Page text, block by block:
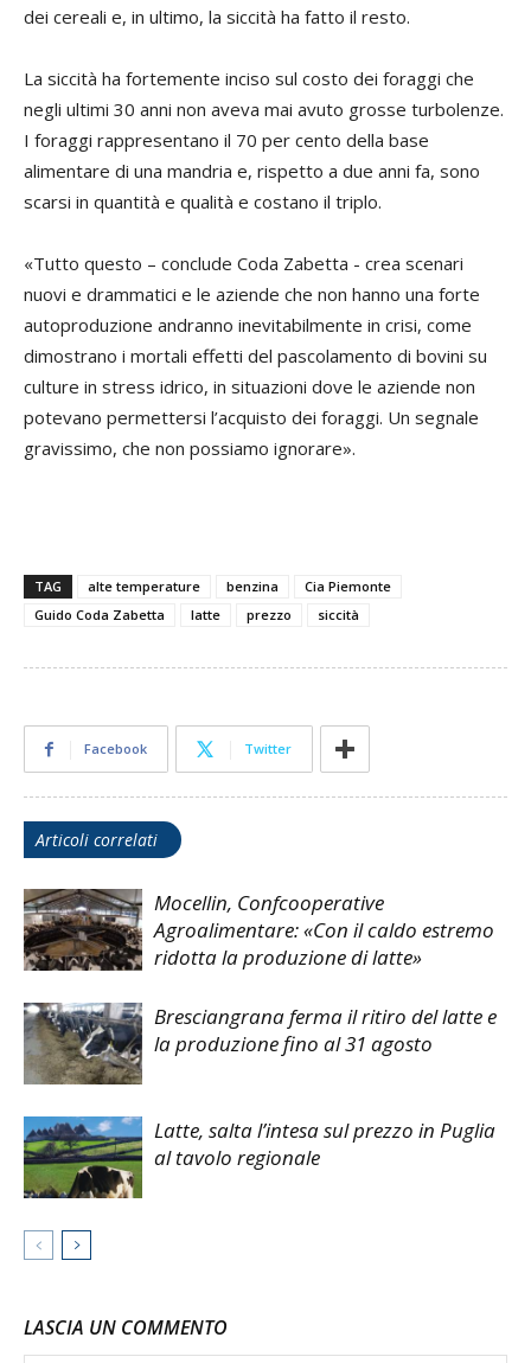
dei cereali e, in ultimo, la siccità ha fatto il resto.
La siccità ha fortemente inciso sul costo dei foraggi che
negli ultimi 30 anni non aveva mai avuto grosse turbolenze.
I foraggi rappresentano il 70 per cento della base
alimentare di una mandria e, rispetto a due anni fa, sono
scarsi in quantità e qualità e costano il triplo.
«Tutto questo – conclude Coda Zabetta - crea scenari
nuovi e drammatici e le aziende che non hanno una forte
autoproduzione andranno inevitabilmente in crisi, come
dimostrano i mortali effetti del pascolamento di bovini su
culture in stress idrico, in situazioni dove le aziende non
potevano permettersi l’acquisto dei foraggi. Un segnale
gravissimo, che non possiamo ignorare».
TAG alte temperature benzina
Cia Piemonte
Guido Coda Zabetta
latte prezzo siccità
Facebook Twitter
Articoli correlati
Mocellin, Confcooperative
Agroalimentare: «Con il caldo estremo
ridotta la produzione di latte»
Bresciangrana ferma il ritiro del latte e
la produzione fino al 31 agosto
Latte, salta l’intesa sul prezzo in Puglia
al tavolo regionale
LASCIA UN COMMENTO